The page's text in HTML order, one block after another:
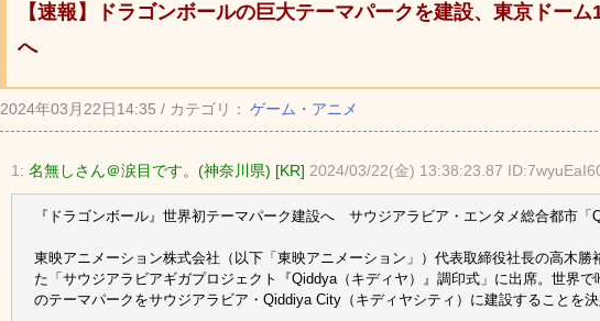
【速報】ドラゴンボールの巨大テーマパークを建設、東京ドー
へ
2024年03月22日14:35 / カテゴリ： ゲーム・アニメ
1: 名無しさん＠涙目です。(神奈川県) [KR] 2024/03/22(金) 13:38:23.87
『ドラゴンボール』世界初テーマパーク建設へ サウジアラビア・エンタメ総合都市「
東映アニメーション株式会社（以下「東映アニメーション」）代表取締役社長の高木勝
た「サウジアラビアギガプロジェクト『Qiddya（キディヤ）』調印式」に出席。世界で
のテーマパークをサウジアラビア・Qiddiya City（キディヤシティ）に建設することを決